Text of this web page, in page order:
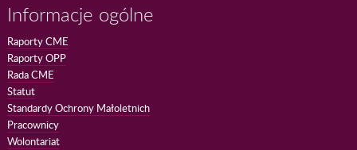
Informacje ogólne
Raporty CME
Raporty OPP
Rada CME
Statut
Standardy Ochrony Małoletnich
Pracownicy
Wolontariat